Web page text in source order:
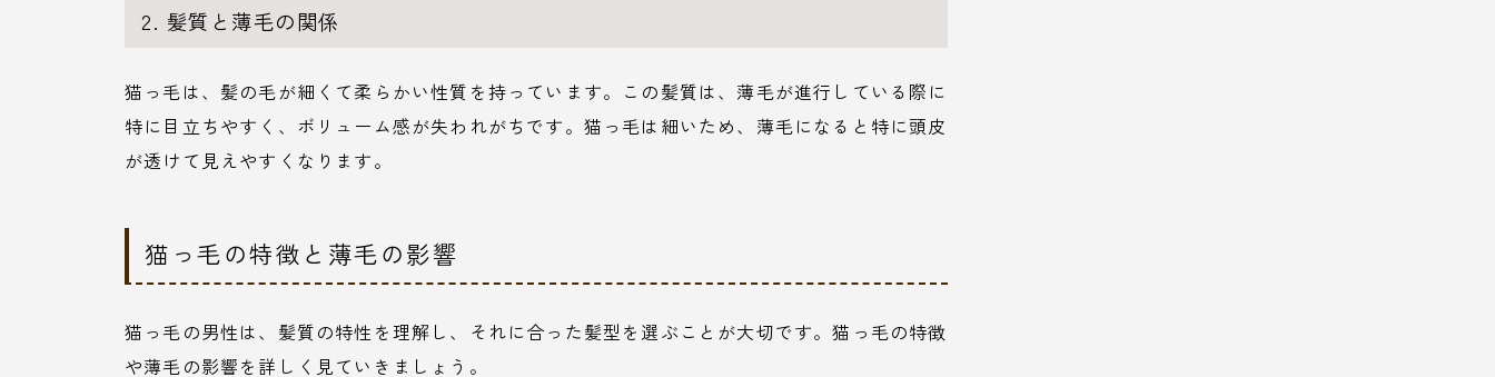
2. 髪質と薄毛の関係
猫っ毛は、髪の毛が細くて柔らかい性質を持っています。この髪質は、薄毛が進行している際に
特に目立ちやすく、ボリューム感が失われがちです。猫っ毛は細いため、薄毛になると特に頭皮
が透けて見えやすくなります。
猫っ毛の特徴と薄毛の影響
猫っ毛の男性は、髪質の特性を理解し、それに合った髪型を選ぶことが大切です。猫っ毛の特徴
や薄毛の影響を詳しく見ていきましょう。